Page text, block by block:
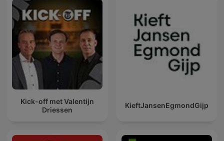
Kick-off met Valentijn
Driessen
KieftJansenEgmondGijp